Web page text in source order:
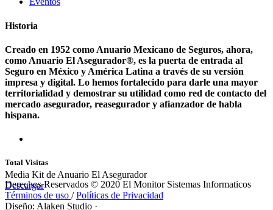
Historia
Creado en 1952 como Anuario Mexicano de Seguros, ahora,
como Anuario El Asegurador®, es la puerta de entrada al
Seguro en México y América Latina a través de su versión
impresa y digital. Lo hemos fortalecido para darle una mayor
territorialidad y demostrar su utilidad como red de contacto del
mercado asegurador, reasegurador y afianzador de habla
hispana.
Total Visitas
Media Kit de Anuario El Asegurador
Descargar
Derechos Reservados © 2020 El Monitor Sistemas Informaticos
Términos de uso /Políticas de Privacidad
Diseño: Alaken Studio ·